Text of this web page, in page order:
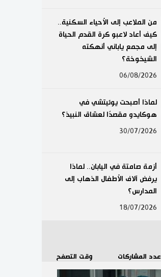
من الملاعب إلى الأحياء السكنية..
كيف أعاد لاعبو كرة القدم الحياة
إلى مجمع ياباني أنهكته
الشيخوخة؟
06/08/2026
لماذا أصبحت يوئيتشي في
هوكايدو مقصدًا لعشاق النبيذ؟
30/07/2026
أزمة صامتة في اليابان.. لماذا
يرفض آلاف الأطفال الذهاب إلى
المدارس؟
18/07/2026
عدد المشاركات وقت التصفح